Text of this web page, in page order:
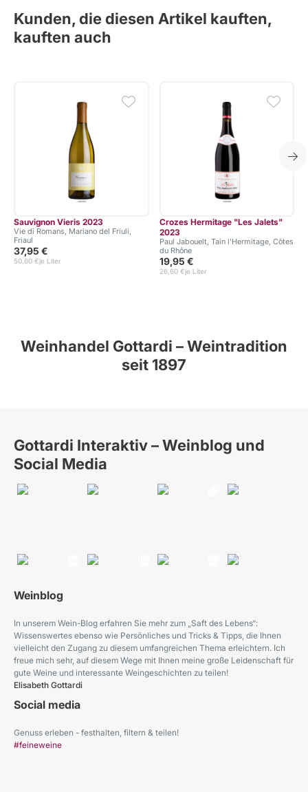
Kunden, die diesen Artikel kauften,
kauften auch
Sauvignon Vieris 2023
Vie di Romans, Mariano del Friuli,
Friaul
37,95 €
je Liter
50,60 €
Crozes Hermitage "Les Jalets"
2023
Paul Jabouelt, Tain l'Hermitage, Côtes
du Rhône
19,95 €
je Liter
26,60 €
Weinhandel Gottardi – Weintradition
seit 1897
Gottardi Interaktiv – Weinblog und
Social Media
Weinblog
In unserem Wein-Blog erfahren Sie mehr zum „Saft des Lebens“:
Wissenswertes ebenso wie Persönliches und Tricks & Tipps, die Ihnen
vielleicht den Zugang zu diesem umfangreichen Thema erleichtern. Ich
freue mich sehr, auf diesem Wege mit Ihnen meine große Leidenschaft für
gute Weine und interessante Weingeschichten zu teilen!
Elisabeth Gottardi
Social media
Genuss erleben - festhalten, filtern & teilen!
#feineweine